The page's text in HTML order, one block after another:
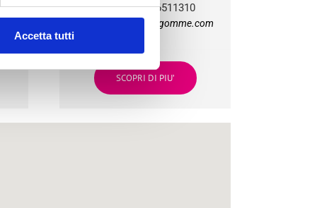
Accetta tutti
Tel:+39 051 6511310
bg4team@bolognagomme.com
SCOPRI DI PIU’